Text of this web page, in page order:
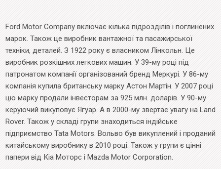
Ford Motor Company включає кілька підрозділів і поглинених
марок. Також це виробник вантажної та пасажирської
техніки, деталей. З 1922 року є власником Лінкольн. Це
виробник розкішних легкових машин. У 39-му році під
патронатом компанії організований бренд Меркурі. У 86-му
компанія купила британську марку Астон Мартін. У 2007 році
цю марку продали інвесторам за 925 млн. доларів. У 90-му
керуючий викуповує Ягуар. А в 2000-му звертає увагу на Land
Rover. Також у складі групи знаходиться індійське
підприємство Tata Motors. Вольво був викуплений і проданий
китайському виробнику в 2010 році. Також у групи є цінні
папери від Кіа Моторс і Mazda Motor Corporation.